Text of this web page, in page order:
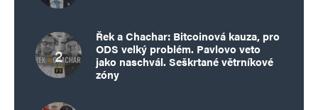
Řek a Chachar: Bitcoinová kauza, pro
ODS velký problém. Pavlovo veto
jako naschvál. Seškrtané větrníkové
zóny